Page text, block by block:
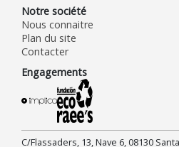
Notre société
Nous connaitre
Plan du site
Contacter
Engagements
C/Flassaders, 13, Nave 6, 08130